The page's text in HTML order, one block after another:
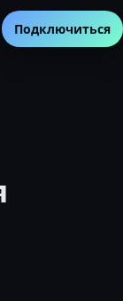
Подключиться